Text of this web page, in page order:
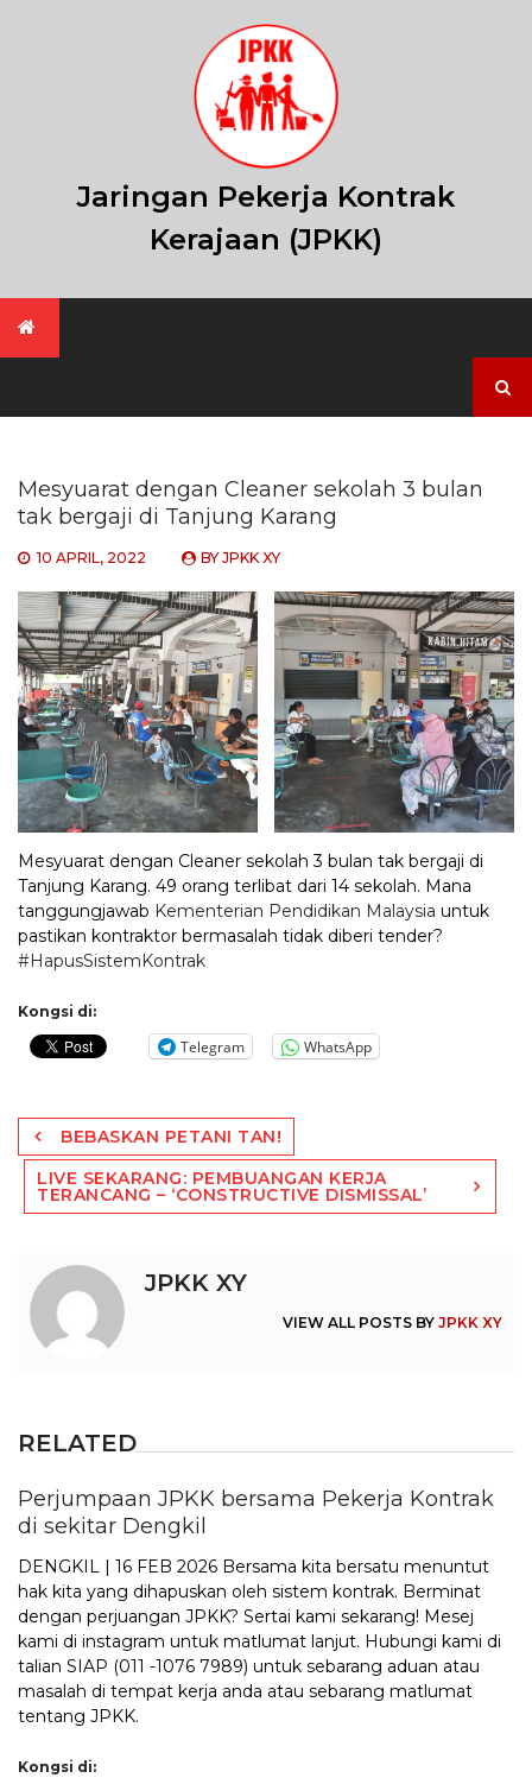
Jaringan Pekerja Kontrak
Kerajaan (JPKK)
for:
Mesyuarat dengan Cleaner sekolah 3 bulan
tak bergaji di Tanjung Karang
10 APRIL, 2022 BYJPKK XY
Mesyuarat dengan Cleaner sekolah 3 bulan tak bergaji di
Tanjung Karang. 49 orang terlibat dari 14 sekolah. Mana
tanggungjawab Kementerian Pendidikan Malaysia untuk
pastikan kontraktor bermasalah tidak diberi tender?
#HapusSistemKontrak
Kongsi di:
Telegram WhatsApp
Post
navigation
BEBASKAN PETANI TAN!
LIVE SEKARANG: PEMBUANGAN KERJA
TERANCANG – ‘CONSTRUCTIVE DISMISSAL’
JPKK XY
VIEW ALL POSTS BY JPKK XY
RELATED
Perjumpaan JPKK bersama Pekerja Kontrak
di sekitar Dengkil
DENGKIL | 16 FEB 2026 Bersama kita bersatu menuntut
hak kita yang dihapuskan oleh sistem kontrak. Berminat
dengan perjuangan JPKK? Sertai kami sekarang! Mesej
kami di instagram untuk matlumat lanjut. Hubungi kami di
talian SIAP (011 -1076 7989) untuk sebarang aduan atau
masalah di tempat kerja anda atau sebarang matlumat
tentang JPKK.
Kongsi di: